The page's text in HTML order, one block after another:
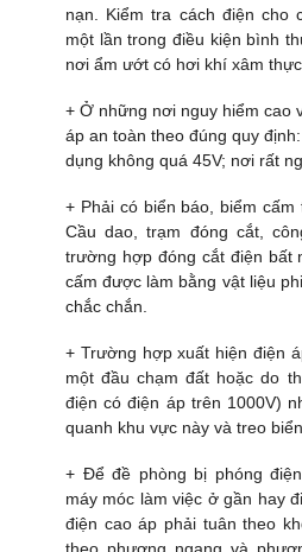
nạn. Kiểm tra cách điện cho
một lần trong điều kiện bình
nơi ẩm ướt có hơi khí xâm thực.
+ Ở những nơi nguy hiểm cao
áp an toàn theo đúng quy
dụng không quá 45V; nơi rất
+ Phải có biển báo, biểm
Cầu dao, trạm đóng cắt,
trường hợp đóng cắt điện bất
cấm được làm bằng vật liệu
chắc chắn.
+ Trường hợp xuất hiện điện
một đầu chạm đất hoặc do
điện có điện áp trên 1000V)
quanh khu vực này và treo
+ Để đề phòng bị phóng
máy móc làm việc ở gần hay
điện cao áp phải tuân theo